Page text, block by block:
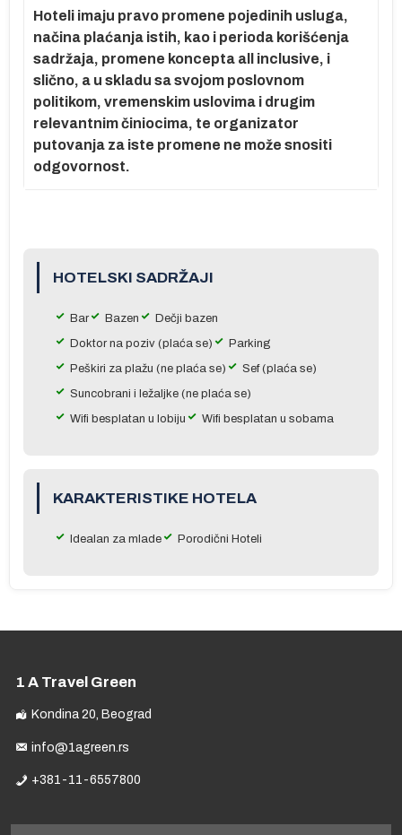
Hoteli imaju pravo promene pojedinih usluga,
načina plaćanja istih, kao i perioda korišćenja
sadržaja, promene koncepta all inclusive, i
slično, a u skladu sa svojom poslovnom
politikom, vremenskim uslovima i drugim
relevantnim činiocima, te organizator
putovanja za iste promene ne može snositi
odgovornost.
HOTELSKI SADRŽAJI
Bar Bazen
Dečji bazen
Doktor na poziv (plaća se)
Parking
Peškiri za plažu (ne plaća se)
Sef (plaća se)
Suncobrani i ležaljke (ne plaća se)
Wifi besplatan u lobiju
Wifi besplatan u sobama
KARAKTERISTIKE HOTELA
Idealan za mlade Porodični Hoteli
1 A Travel Green
Kondina 20, Beograd
info@1agreen.rs
+381-11-6557800